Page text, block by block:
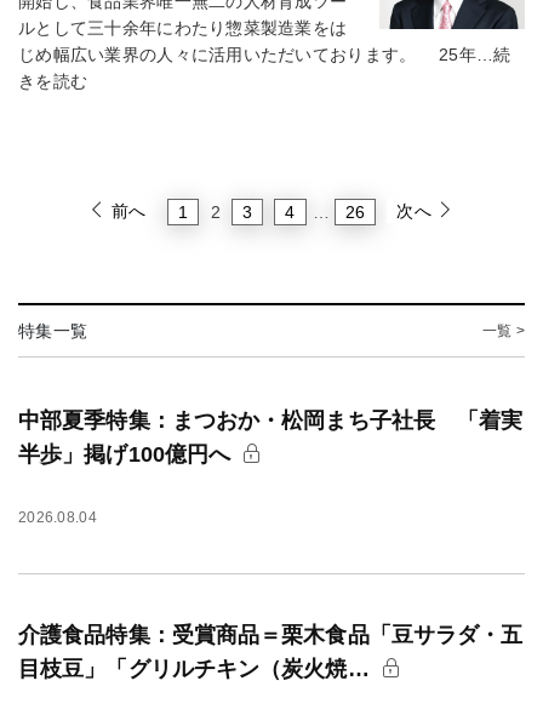
ルとして三十余年にわたり惣菜製造業をは
じめ幅広い業界の人々に活用いただいております。 25年…続
きを読む
前へ 1 2 3 4 26 次へ
特集一覧 一覧 >
中部夏季特集：まつおか・松岡まち子社長 「着実
半歩」掲げ100億円へ
2026.08.04
介護食品特集：受賞商品＝栗木食品「豆サラダ・五
目枝豆」「グリルチキン（炭火焼…